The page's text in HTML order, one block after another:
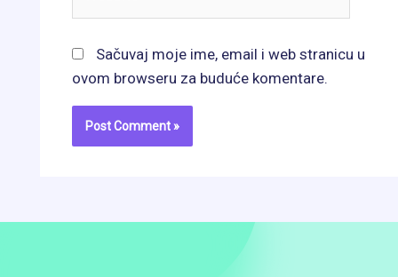
Sačuvaj moje ime, email i web stranicu u
ovom browseru za buduće komentare.